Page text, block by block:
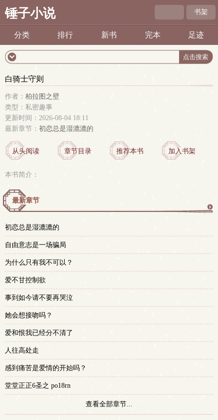
锤子小说 书架
分类 排行 新书 完本 足迹
白骑士守则
作者： 柏拉图之壁
类型：私密趣事
更新时间：2026-08-04 18:11
最新章节： 初恋总是湿漉漉的
从头阅读 章节目录 推荐本书 加入书架
本书简介：
最新章节
初恋总是湿漉漉的
自由意志是一场骗局
为什么只有我不可以？
爱不甘控制欲
事到如今请不要再哭泣
她会想接吻吗？
爱和恨我已经分不清了
人往高处走
感到痛苦是爱情的开始吗？
堂堂正正6圣之 po18rn
查看全部章节...